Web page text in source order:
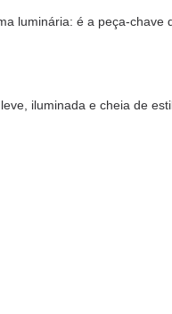
luminária: é a peça-
iluminada e cheia de